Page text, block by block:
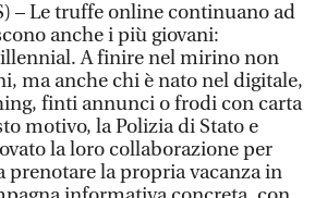
– Le truffe online continuano ad
anche i più giovani:
A finire nel mirino non
ma anche chi è nato nel digitale,
finti annunci o frodi con carta
motivo, la Polizia di Stato e
la loro collaborazione per
prenotare la propria vacanza in